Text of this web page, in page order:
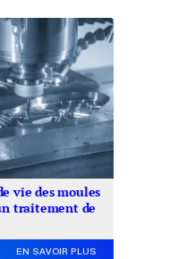
vie des moules
traitement de
EN SAVOIR PLUS